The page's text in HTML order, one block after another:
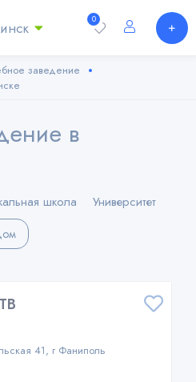
0
заведение
в
школа Университет
41, г Фаниполь